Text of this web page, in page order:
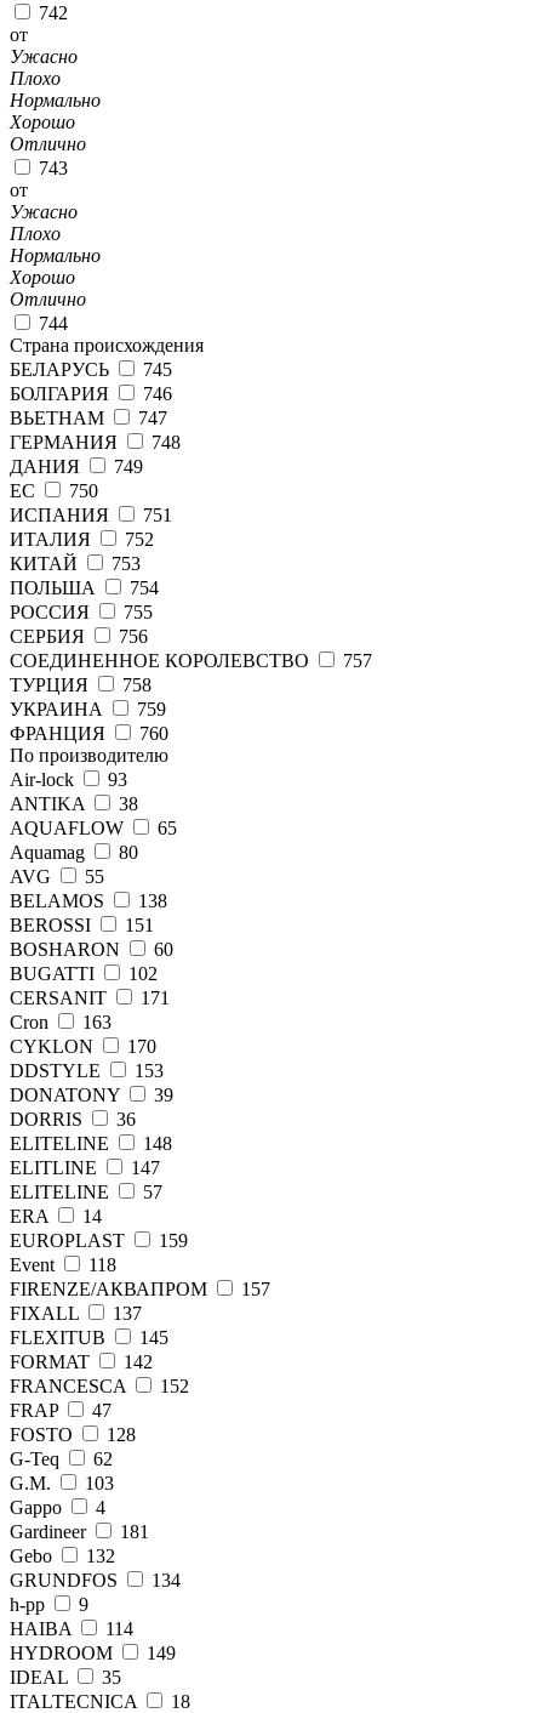
742
от
Ужасно
Плохо
Нормально
Хорошо
Отлично
743
от
Ужасно
Плохо
Нормально
Хорошо
Отлично
744
Страна происхождения
БЕЛАРУСЬ
745
БОЛГАРИЯ
746
ВЬЕТНАМ
747
ГЕРМАНИЯ
748
ДАНИЯ
749
ЕС
750
ИСПАНИЯ
751
ИТАЛИЯ
752
КИТАЙ
753
ПОЛЬША
754
РОССИЯ
755
СЕРБИЯ
756
СОЕДИНЕННОЕ КОРОЛЕВСТВО
757
ТУРЦИЯ
758
УКРАИНА
759
ФРАНЦИЯ
760
По производителю
Air-lock
93
ANTIKA
38
AQUAFLOW
65
Aquamag
80
AVG
55
BELAMOS
138
BEROSSI
151
BOSHARON
60
BUGATTI
102
CERSANIT
171
Cron
163
CYKLON
170
DDSTYLE
153
DONATONY
39
DORRIS
36
ELITELINE
148
ELITLINE
147
ELITЕLINE
57
ERA
14
EUROPLAST
159
Event
118
FIRENZE/АКВАПРОМ
157
FIXALL
137
FLEXITUB
145
FORMAT
142
FRANCESCA
152
FRAP
47
FОSТО
128
G-Teq
62
G.M.
103
Gappo
4
Gardineer
181
Gebo
132
GRUNDFOS
134
h-pp
9
HAIBA
114
HYDROOM
149
IDEAL
35
ITALTECNICA
18